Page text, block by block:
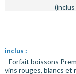
inclus :
- Forfait boissons
vins rouges, blancs et